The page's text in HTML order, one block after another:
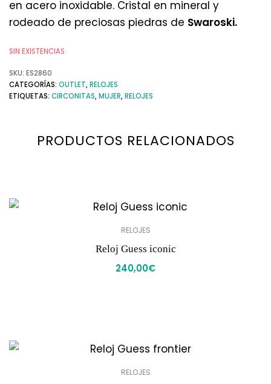
en acero inoxidable. Cristal en mineral y
rodeado de preciosas piedras de Swaroski.
SIN EXISTENCIAS
SKU: ES2860
CATEGORÍAS: OUTLET,RELOJES
ETIQUETAS: CIRCONITAS,MUJER,RELOJES
PRODUCTOS RELACIONADOS
RELOJES
Reloj Guess iconic
240,00€
RELOJES